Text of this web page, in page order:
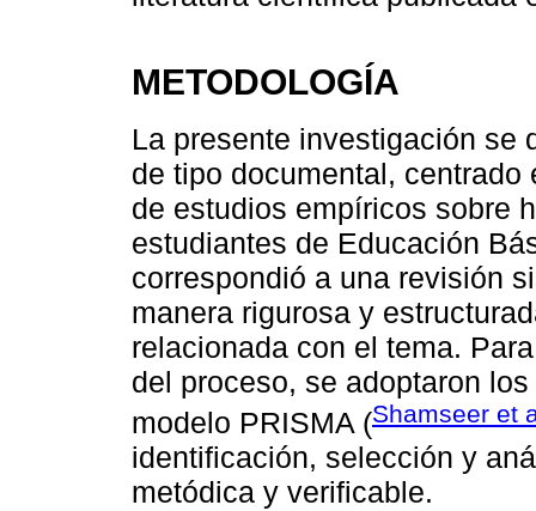
METODOLOGÍA
La presente investigación se
de tipo documental,
de estudios empíricos sobre
estudiantes de Educación
correspondió a una revisión
manera rigurosa y
relacionada con el tema.
del proceso, se adoptaron
modelo PRISMA (Shamseer et
identificación, selección y
metódica y verificable.